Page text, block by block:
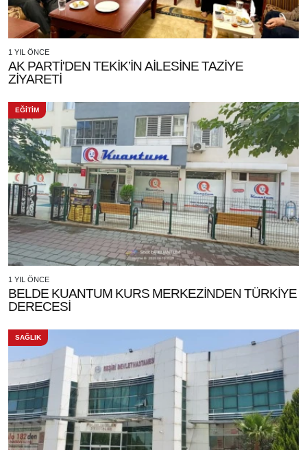
1 YIL ÖNCE
AK PARTİ'DEN TEKİK’İN AİLESİNE TAZİYE
ZİYARETİ
EĞİTİM
1 YIL ÖNCE
BELDE KUANTUM KURS MERKEZİNDEN TÜRKİYE
DERECESİ
SAĞLIK